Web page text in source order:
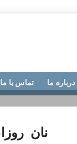
تماس با ما درباره ما